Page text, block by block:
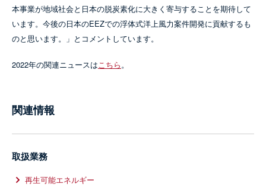
本事業が地域社会と日本の脱炭素化に大きく寄与することを期待して
います。今後の日本のEEZでの浮体式洋上風力案件開発に貢献するも
のと思います。」とコメントしています。
2022年の関連ニュースはこちら。
関連情報
取扱業務
再生可能エネルギー